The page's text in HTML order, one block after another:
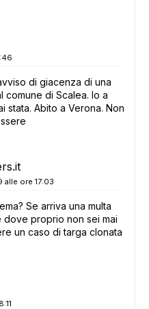
di giacenza di una
comune di Scalea. Io a
stata. Abito a Verona. Non
alle ore 17:03
Se arriva una multa
dove proprio non sei mai
un caso di targa clonata